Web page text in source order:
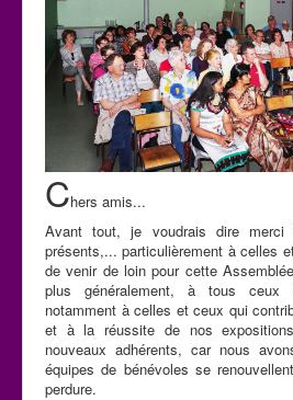
Chers amis...
Avant tout, je voudrais dire
présents,... particulièrement à celles
de venir de loin pour cette
plus généralement, à tous ceux
notamment à celles et ceux qui
et à la réussite de nos
nouveaux adhérents, car nous
équipes de bénévoles se
perdure.